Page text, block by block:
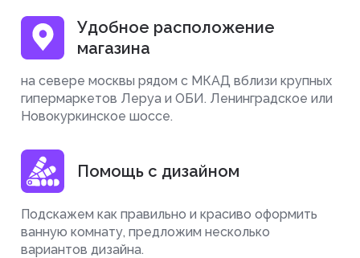
Удобное расположение
магазина
на севере москвы рядом с МКАД вблизи крупных
гипермаркетов Леруа и ОБИ. Ленинградское или
Новокуркинское шоссе.
Помощь с дизайном
Подскажем как правильно и красиво оформить
ванную комнату, предложим несколько
вариантов дизайна.